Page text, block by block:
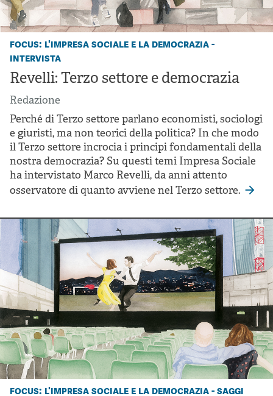
focus: l'impresa sociale e la democrazia -
intervista
Revelli: Terzo settore e democrazia
Redazione
Perché di Terzo settore parlano economisti, sociologi
e giuristi, ma non teorici della politica? In che modo
il Terzo settore incrocia i principi fondamentali della
nostra democrazia? Su questi temi Impresa Sociale
ha intervistato Marco Revelli, da anni attento
osservatore di quanto avviene nel Terzo settore.
focus: l'impresa sociale e la democrazia - saggi